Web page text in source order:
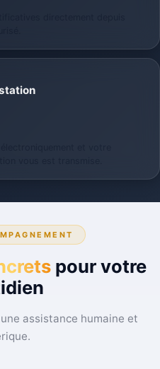
pour votre
assistance humaine et